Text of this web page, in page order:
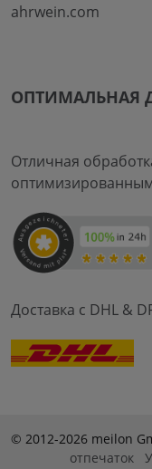
ahrwein.com
ОПТИМАЛЬНАЯ
Отличная
Доставка с DHL &
© 2012-2026 meilon
отпечаток